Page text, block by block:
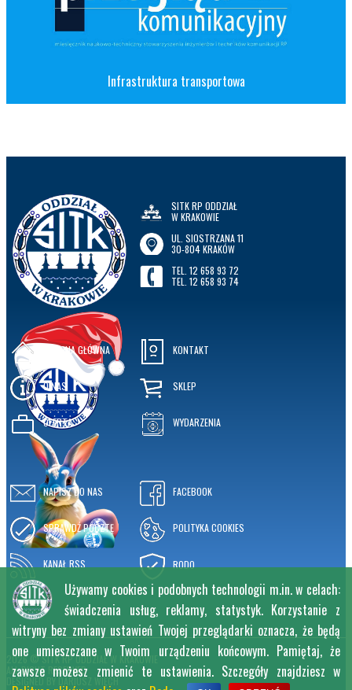
Infrastruktura transportowa
SITK RP ODDZIAŁ
W KRAKOWIE
UL. SIOSTRZANA 11
30-804 KRAKÓW
TEL. 12 658 93 72
TEL. 12 658 93 74
STRONA GŁÓWNA
O NAS
OFERTA
KONTAKT
SKLEP
WYDARZENIA
NAPISZ DO NAS
SPRAWDŹ POCZTĘ
KANAŁ RSS
FACEBOOK
POLITYKA COOKIES
RODO
2026 © SITK RP ODDZIAŁ W KRAKOWIE
ALL RIGHT RESERVED
DESIGNED BYDARIUSZ WIĘCH
Używamy cookies i podobnych technologii m.in. w celach:
świadczenia usług, reklamy, statystyk. Korzystanie z
witryny bez zmiany ustawień Twojej przeglądarki oznacza, że będą
one umieszczane w Twoim urządzeniu końcowym. Pamiętaj, że
zawsze możesz zmienić te ustawienia. Szczegóły znajdziesz w